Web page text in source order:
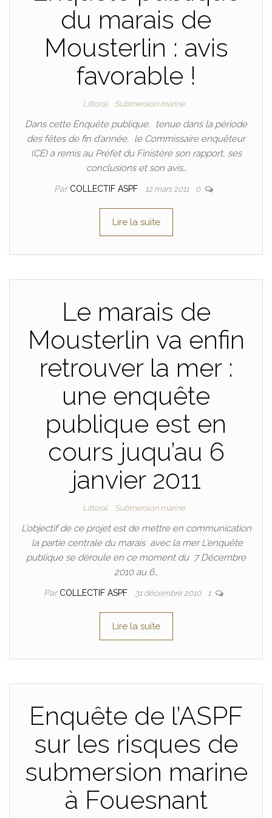
du marais de
Mousterlin : avis
favorable !
Littoral Submersion marine
Dans cette Enquête publique, tenue dans la période
des fêtes de fin d’année, le Commissaire enquêteur
(CE) a remis au Préfet du Finistère son rapport, ses
conclusions et son avis…
Par COLLECTIF ASPF 12 mars 2011 0
Lire la suite
Le marais de
Mousterlin va enfin
retrouver la mer :
une enquête
publique est en
cours juqu’au 6
janvier 2011
Littoral Submersion marine
L’objectif de ce projet est de mettre en communication
la partie centrale du marais avec la mer L’enquête
publique se déroule en ce moment du 7 Décembre
2010 au 6…
Par COLLECTIF ASPF 31 décembre 2010 1
Lire la suite
Enquête de l’ASPF
sur les risques de
submersion marine
à Fouesnant